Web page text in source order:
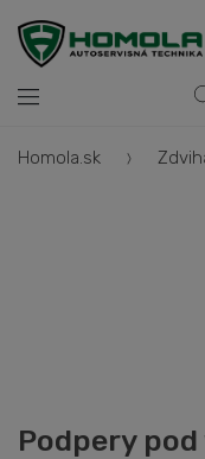
Homola.sk
Podpery